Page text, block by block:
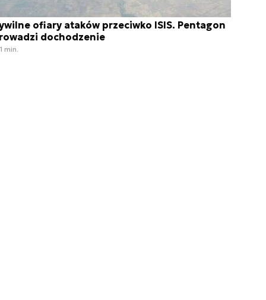
ofiary ataków przeciwko ISIS. Pentagon
dochodzenie
1 min.